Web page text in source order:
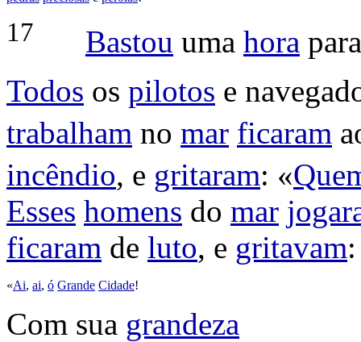
17 Bastou uma hora
Todos os pilotos e
trabalham no mar ficaram
incêndio, e gritaram: «
Esses homens do mar
ficaram de luto, e gritavam:
«Ai, ai, ó Grande Cidade!
Com sua grandeza